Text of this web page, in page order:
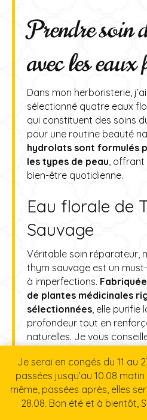
Je serai en congés du 11 au
passées jusqu’au 10.08
même, passées après, elles
28.08. Bon été et à bientôt,
Prendre soin
avec les
Dans mon herboristerie,
sélectionné quatre eaux
qui constituent des soins
pour une routine beauté
hydrolats sont formulés
les types de peau ,
bien-être quotidienne.
Eau florale de
Sauvage
Véritable soin réparateur,
thym sauvage est un
à imperfections.
de plantes médicinales
sélectionnées , elle purifie
profondeur tout en
naturelles. Je vous
Eau florale de
Ma précieuse eau florale